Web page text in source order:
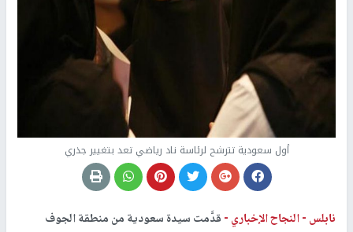
أول سعودية تترشح لرئاسة ناد رياضي تعد بتغيير جذري
نابلس -النجاح الإخباري -قدَّمت سيدة سعودية من منطقة الجوف